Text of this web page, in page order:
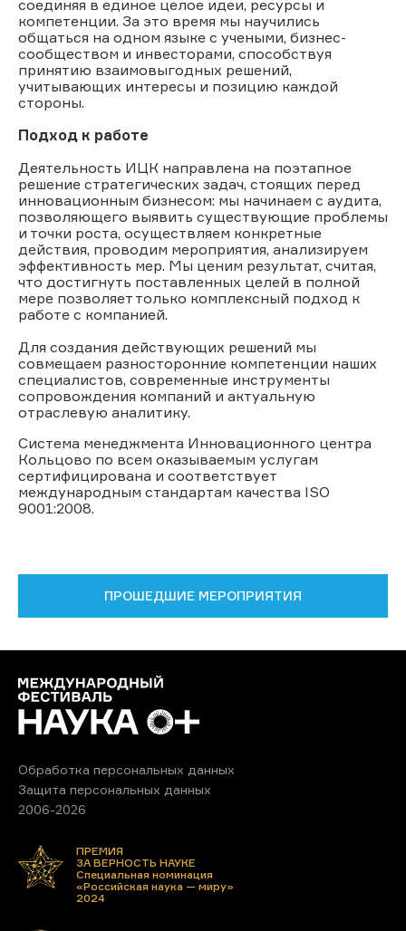
соединяя в единое целое идеи, ресурсы и
компетенции. За это время мы научились
общаться на одном языке с учеными, бизнес-
сообществом и инвесторами, способствуя
принятию взаимовыгодных решений,
учитывающих интересы и позицию каждой
стороны.
Подход к работе
Деятельность ИЦК направлена на поэтапное
решение стратегических задач, стоящих перед
инновационным бизнесом: мы начинаем с аудита,
позволяющего выявить существующие проблемы
и точки роста, осуществляем конкретные
действия, проводим мероприятия, анализируем
эффективность мер. Мы ценим результат, считая,
что достигнуть поставленных целей в полной
мере позволяет только комплексный подход к
работе с компанией.
Для создания действующих решений мы
совмещаем разносторонние компетенции наших
специалистов, современные инструменты
сопровождения компаний и актуальную
отраслевую аналитику.
Система менеджмента Инновационного центра
Кольцово по всем оказываемым услугам
сертифицирована и соответствует
международным стандартам качества ISO
9001:2008.
ПРОШЕДШИЕ МЕРОПРИЯТИЯ
Обработка персональных данных
Защита персональных данных
2006-2026
ПРЕМИЯ
ЗА ВЕРНОСТЬ НАУКЕ
Специальная номинация
«Российская наука — миру»
2024